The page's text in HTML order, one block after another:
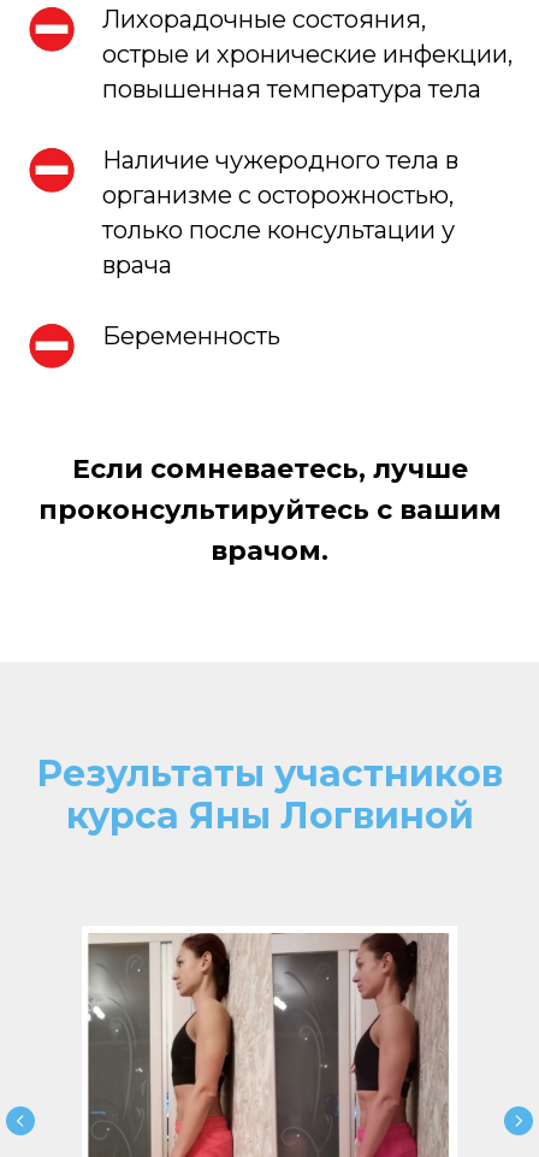
Лихорадочные состояния,
острые и хронические инфекции,
повышенная температура тела
Наличие чужеродного тела в
организме с осторожностью,
только после консультации у
врача
Беременность
Если сомневаетесь, лучше
проконсультируйтесь с вашим
врачом.
Результаты участников
курса Яны Логвиной